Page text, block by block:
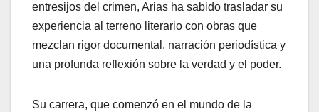
entresijos del crimen, Arias ha sabido trasladar su
experiencia al terreno literario con obras que
mezclan rigor documental, narración periodística y
una profunda reflexión sobre la verdad y el poder.
Su carrera, que comenzó en el mundo de la